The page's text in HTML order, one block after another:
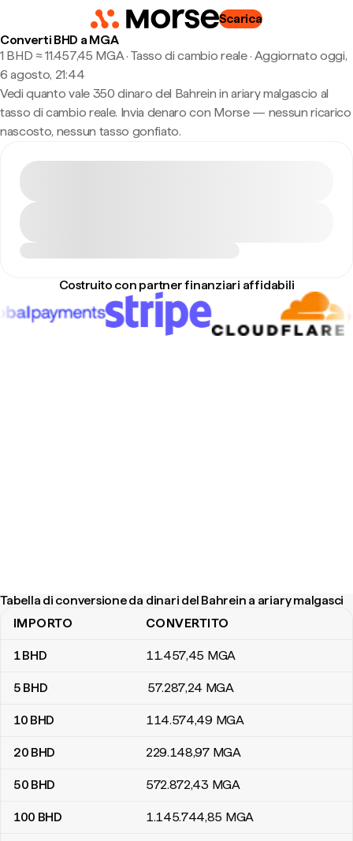
Scarica
Converti BHD a MGA
1 BHD ≈ 11.457,45 MGA · Tasso di cambio reale· Aggiornato oggi,
6 agosto, 21:44
Vedi quanto vale 350 dinaro del Bahrein in ariary malgascio al
tasso di cambio reale. Invia denaro con Morse — nessun ricarico
nascosto, nessun tasso gonfiato.
Costruito con partner finanziari affidabili
Tabella di conversione da dinari del Bahrein a ariary malgasci
Tabella di conversione da dinari del Bahrein a ariary malgasci
IMPORTO CONVERTITO
1BHD 11.457,45 MGA
5 BHD 57.287,24 MGA
10 BHD 114.574,49 MGA
20 BHD 229.148,97 MGA
50 BHD 572.872,43 MGA
100 BHD 1.145.744,85 MGA